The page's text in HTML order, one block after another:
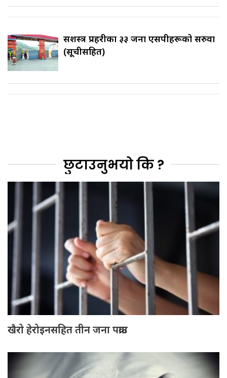
सशस्त्र प्रहरीका ३३ जना एसपीहरूको सरुवा
(सूचीसहित)
छुटाउनुभयो कि ?
खैरो हेरोइनसहित तीन जना पक्राउ